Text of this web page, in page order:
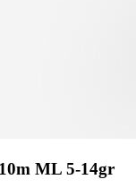
ML 5-14gr